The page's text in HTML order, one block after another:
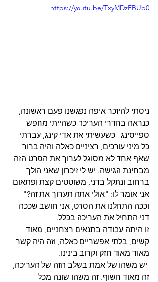
https://youtu.be/TxyMDzEBUb0
ניסתי להיזכר איפה נפגשנו פעם ראשונה,
כנראה בחדרי העריכה כשהייתי מחפש
ספייסינג . כשעשיתי את אדי קינג, עברתי
כל מיני עורכים, רציניים כאלה והיה ברור
שאף אחד לא מסוגל לערוך את הסרט הזה
מבחינת הגישה. יש לי זיכרון שאני הולך
ברחוב ונתקל בדני, משוטטים קצת ופתאום
אני אומר לו: "אולי אתה תערוך את זה?"
וככה התחלנו את הסרט, אני חושב שככה
דני התחיל את העריכה בכלל.
זו היתה עבודה בתנאים רצחניים, מאוד
קשים, בלתי אפשריים כאלה, וזה היה קשר
מאוד מאוד חזק וקרוב בינינו.
יש משהו של אמת בשלב הזה של העריכה,
זה מאוד חשוף. זה משהו שונה מכל